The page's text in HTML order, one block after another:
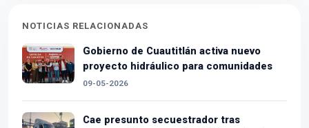
NOTICIAS RELACIONADAS
Gobierno de Cuautitlán activa nuevo
proyecto hidráulico para comunidades
09-05-2026
Cae presunto secuestrador tras